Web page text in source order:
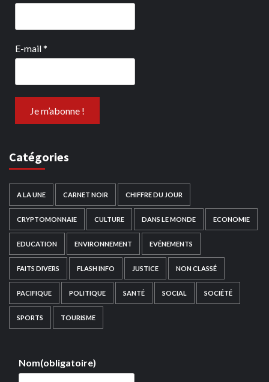
E-mail*
Catégories
A LA UNE CARNET NOIR CHIFFRE DU JOUR
CRYPTOMONNAIE CULTURE DANS LE MONDE ECONOMIE
EDUCATION ENVIRONNEMENT EVÉNEMENTS
FAITS DIVERS FLASH INFO JUSTICE NON CLASSÉ
PACIFIQUE POLITIQUE SANTÉ SOCIAL SOCIÉTÉ
SPORTS TOURISME
Nom(obligatoire)